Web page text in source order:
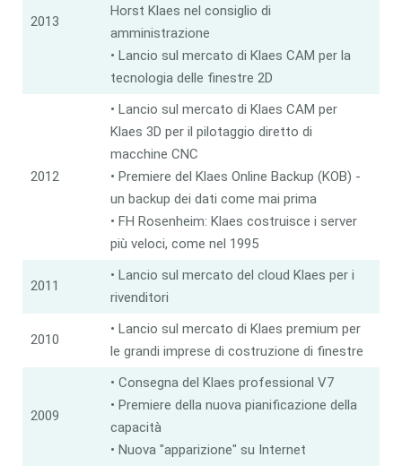
2013
Horst Klaes nel consiglio di
amministrazione
• Lancio sul mercato di Klaes CAM per la
tecnologia delle finestre 2D
2012
• Lancio sul mercato di Klaes CAM per
Klaes 3D per il pilotaggio diretto di
macchine CNC
• Premiere del Klaes Online Backup (KOB) -
un backup dei dati come mai prima
• FH Rosenheim: Klaes costruisce i server
più veloci, come nel 1995
2011
• Lancio sul mercato del cloud Klaes per i
rivenditori
2010
• Lancio sul mercato di Klaes premium per
le grandi imprese di costruzione di finestre
2009
• Consegna del Klaes professional V7
• Premiere della nuova pianificazione della
capacità
• Nuova "apparizione" su Internet